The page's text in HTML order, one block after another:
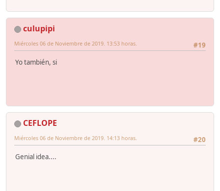
culupipi
#19
Miércoles 06 de Noviembre de 2019. 13:53 horas.
Yo también, si
CEFLOPE
#20
Miércoles 06 de Noviembre de 2019. 14:13 horas.
Genial idea....